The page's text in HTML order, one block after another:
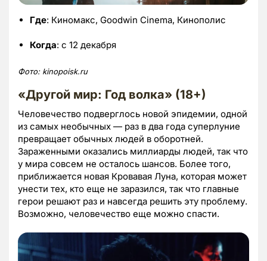
Где: Киномакс, Goodwin Cinema, Кинополис
Когда: с 12 декабря
Фото: kinopoisk.ru
«Другой мир: Год волка» (18+)
Человечество подверглось новой эпидемии, одной
из самых необычных — раз в два года суперлуние
превращает обычных людей в оборотней.
Зараженными оказались миллиарды людей, так что
у мира совсем не осталось шансов. Более того,
приближается новая Кровавая Луна, которая может
унести тех, кто еще не заразился, так что главные
герои решают раз и навсегда решить эту проблему.
Возможно, человечество еще можно спасти.